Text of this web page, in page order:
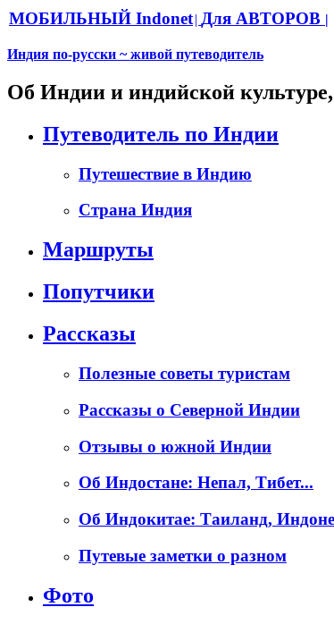
МОБИЛЬНЫЙ Indonet| Для АВТОРОВ |
Индия по-русски ~ живой путеводитель
Об Индии и индийской
Путеводитель по Индии
Путешествие в Индию
Страна Индия
Маршруты
Попутчики
Рассказы
Полезные советы туристам
Рассказы о Северной Индии
Отзывы о южной Индии
Об Индостане: Непал, Тибет...
Об Индокитае: Таиланд,
Путевые заметки о разном
Фото